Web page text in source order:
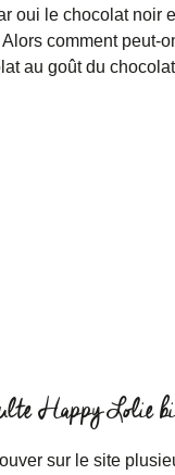
oui le chocolat noir
comment peut-
au goût du
Happy Lolie
sur le site